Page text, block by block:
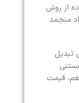
از روش
تا دمای حدود منفی ۴۰ درجه سانتی‌گراد منجمد
تبدیل
قیمت